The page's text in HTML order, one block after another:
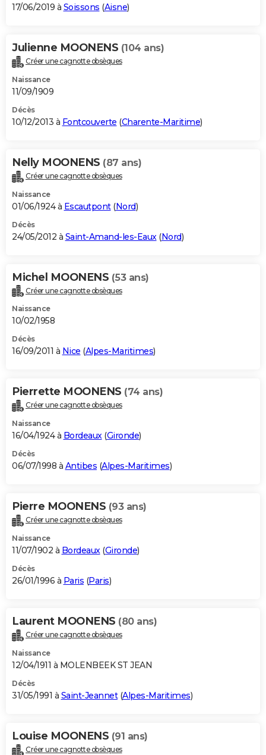
S'inscrire
Se connecter
Lycées
Collèges
Primaires
Universités
Entreprises
Service militaire
Avis de recherche
AVIS DE DÉCÈS
Bricolage
Lifestyle
Culture
Sport
Auto
Television
Voyage
Cinema
17/06/2019 à Soissons (Aisne)
Julienne MOONENS (104 ans)
Créer une cagnotte obsèques
Naissance
11/09/1909
Décès
10/12/2013 à Fontcouverte (Charente-Maritime)
Nelly MOONENS (87 ans)
Créer une cagnotte obsèques
Naissance
01/06/1924 à Escautpont(Nord)
Décès
24/05/2012 à Saint-Amand-les-Eaux (Nord)
Michel MOONENS (53 ans)
Créer une cagnotte obsèques
Naissance
10/02/1958
Décès
16/09/2011 à Nice (Alpes-Maritimes)
Pierrette MOONENS (74 ans)
Créer une cagnotte obsèques
Naissance
16/04/1924 à Bordeaux(Gironde)
Décès
06/07/1998 à Antibes (Alpes-Maritimes)
Pierre MOONENS (93 ans)
Créer une cagnotte obsèques
Naissance
11/07/1902 à Bordeaux(Gironde)
Décès
26/01/1996 à Paris (Paris)
Laurent MOONENS (80 ans)
Créer une cagnotte obsèques
Naissance
12/04/1911 à MOLENBEEK ST JEAN
Décès
31/05/1991 à Saint-Jeannet(Alpes-Maritimes)
Louise MOONENS (91 ans)
Créer une cagnotte obsèques